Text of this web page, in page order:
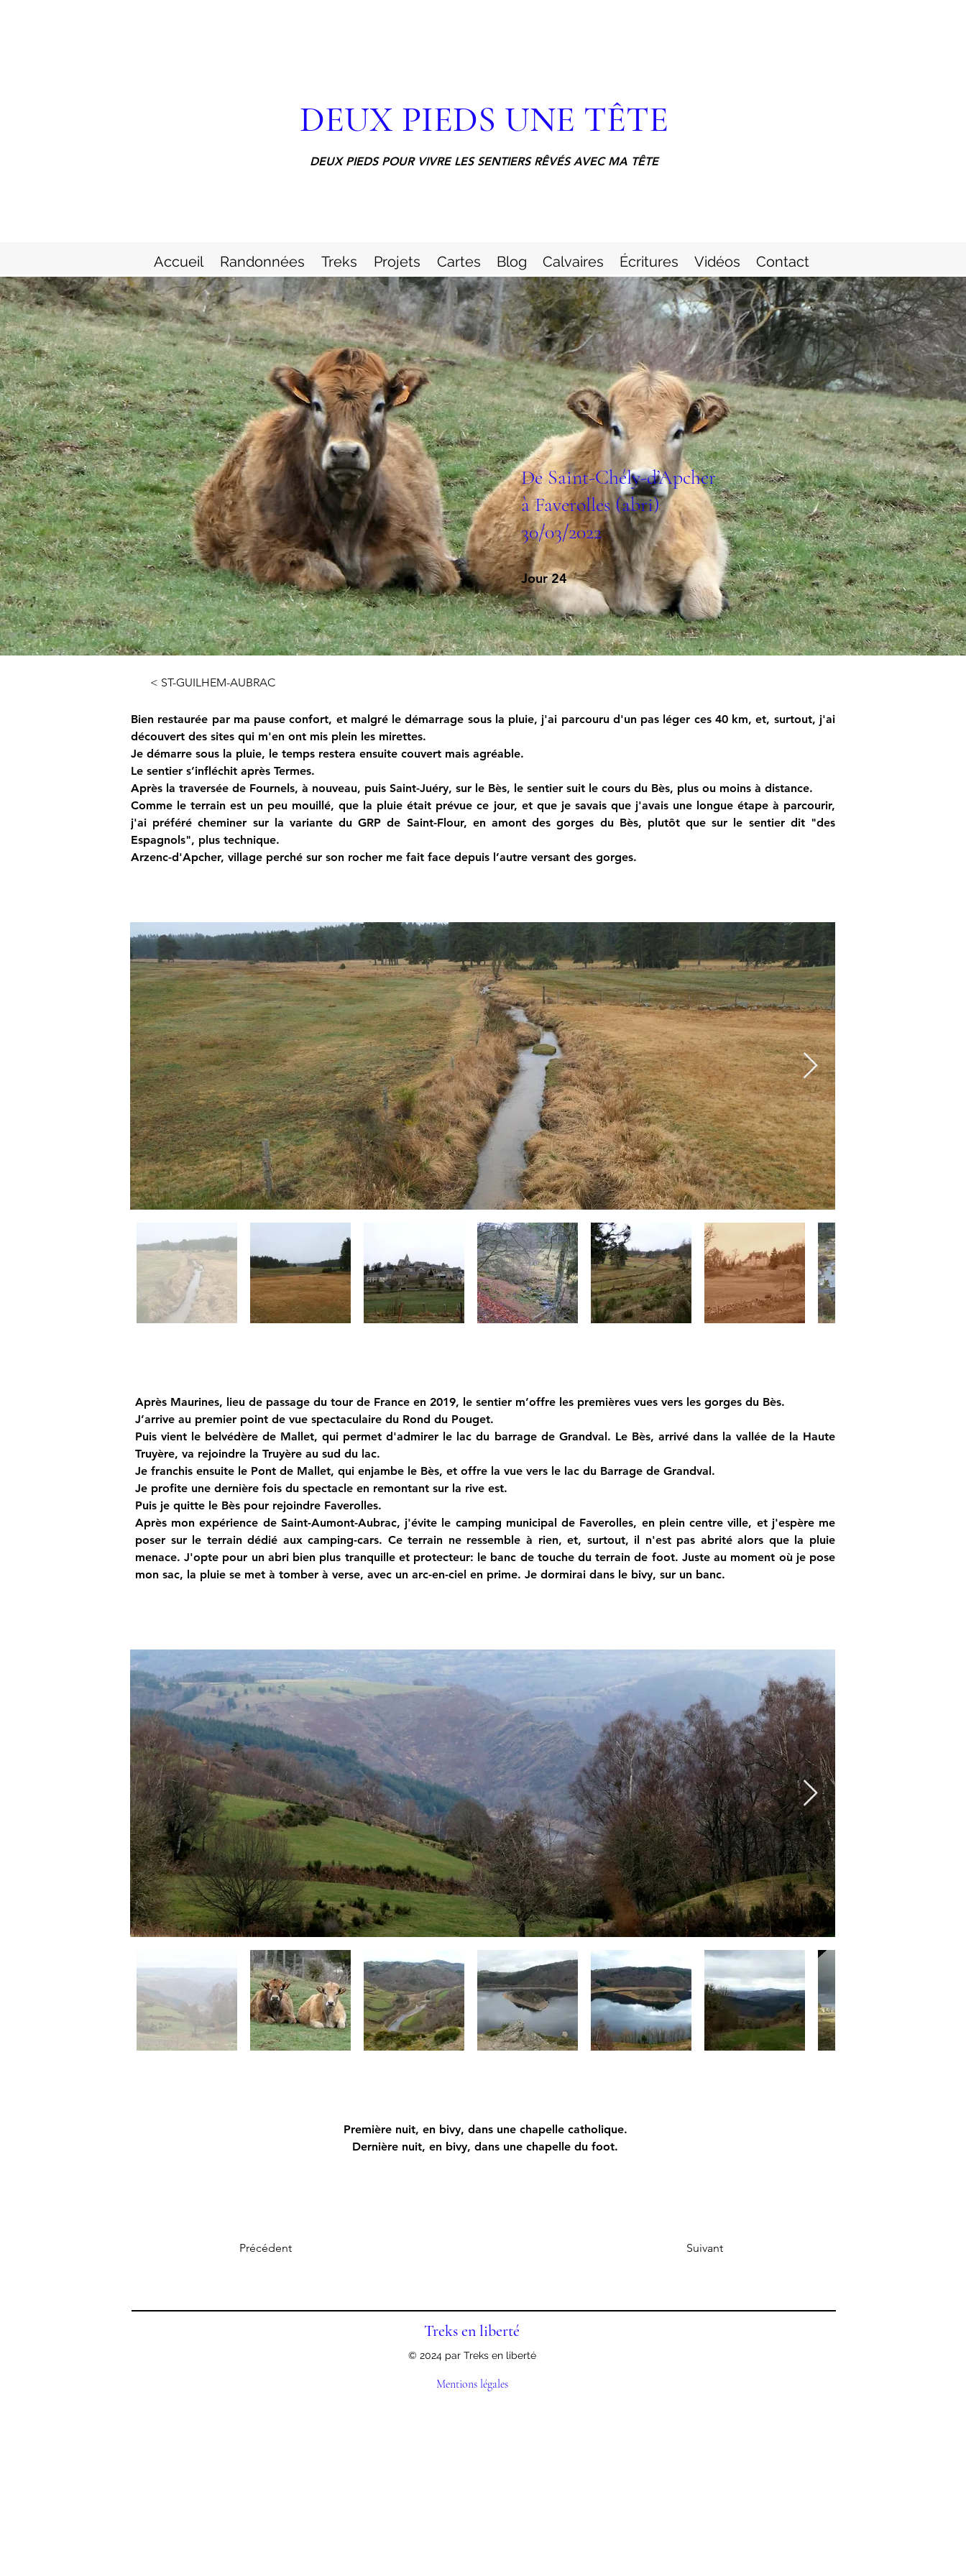
DEUX PIEDS UNE TÊTE
DEUX PIEDS POUR VIVRE LES SENTIERS RÊVÉS AVEC MA TÊTE
Accueil Randonnées Treks Projets Cartes Blog Calvaires Écritures Vidéos Contact
De Saint-Chély-d’Apcher
à Faverolles (abri)
30/03/2022
Jour 24
< ST-GUILHEM-AUBRAC
Bien restaurée par ma pause confort, et malgré le démarrage sous la pluie, j'ai parcouru d'un pas léger ces 40 km, et, surtout, j'ai
découvert des sites qui m'en ont mis plein les mirettes.
Je démarre sous la pluie, le temps restera ensuite couvert mais agréable.
Le sentier s’infléchit après Termes.
Après la traversée de Fournels, à nouveau, puis Saint-Juéry, sur le Bès, le sentier suit le cours du Bès, plus ou moins à distance.
Comme le terrain est un peu mouillé, que la pluie était prévue ce jour, et que je savais que j'avais une longue étape à parcourir,
j'ai préféré cheminer sur la variante du GRP de Saint-Flour, en amont des gorges du Bès, plutôt que sur le sentier dit "des
Espagnols", plus technique.
Arzenc-d'Apcher, village perché sur son rocher me fait face depuis l’autre versant des gorges.
Après Maurines, lieu de passage du tour de France en 2019, le sentier m’offre les premières vues vers les gorges du Bès.
J’arrive au premier point de vue spectaculaire du Rond du Pouget.
Puis vient le belvédère de Mallet, qui permet d'admirer le lac du barrage de Grandval. Le Bès, arrivé dans la vallée de la Haute
Truyère, va rejoindre la Truyère au sud du lac.
Je franchis ensuite le Pont de Mallet, qui enjambe le Bès, et offre la vue vers le lac du Barrage de Grandval.
Je profite une dernière fois du spectacle en remontant sur la rive est.
Puis je quitte le Bès pour rejoindre Faverolles.
Après mon expérience de Saint-Aumont-Aubrac, j'évite le camping municipal de Faverolles, en plein centre ville, et j'espère me
poser sur le terrain dédié aux camping-cars. Ce terrain ne ressemble à rien, et, surtout, il n'est pas abrité alors que la pluie
menace. J'opte pour un abri bien plus tranquille et protecteur: le banc de touche du terrain de foot. Juste au moment où je pose
mon sac, la pluie se met à tomber à verse, avec un arc-en-ciel en prime. Je dormirai dans le bivy, sur un banc.
Première nuit, en bivy, dans une chapelle catholique.
Dernière nuit, en bivy, dans une chapelle du foot.
Précédent Suivant
Treks en liberté
© 2024 par Treks en liberté
Mentions légales